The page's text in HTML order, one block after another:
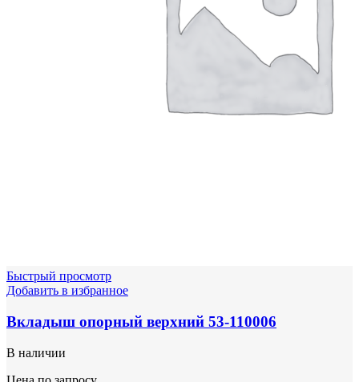
Быстрый просмотр
Добавить в избранное
Вкладыш опорный верхний 53-110006
В наличии